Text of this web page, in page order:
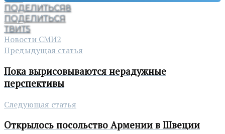
ПОДЕЛИТЬСЯ8
ПОДЕЛИТЬСЯ
ТВИТ5
Новости СМИ2
Предыдущая статья
Пока вырисовываются нерадужные
перспективы
Следующая статья
Открылось посольство Армении в Швеции